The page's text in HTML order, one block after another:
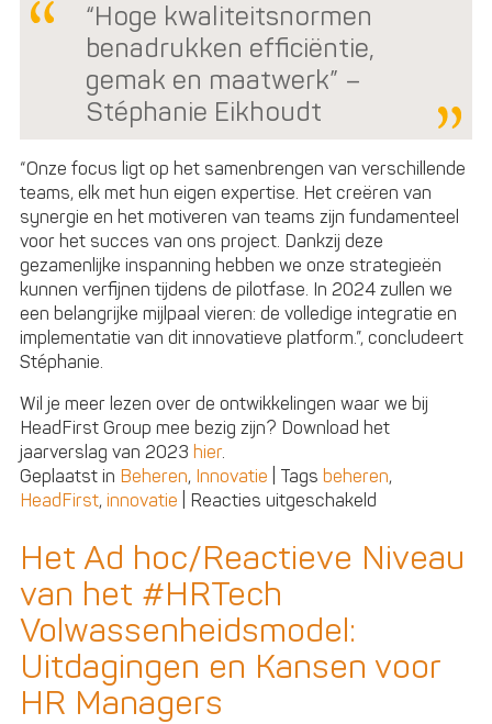
“Hoge kwaliteitsnormen
benadrukken efficiëntie,
gemak en maatwerk” –
Stéphanie Eikhoudt
“Onze focus ligt op het samenbrengen van verschillende
teams, elk met hun eigen expertise. Het creëren van
synergie en het motiveren van teams zijn fundamenteel
voor het succes van ons project. Dankzij deze
gezamenlijke inspanning hebben we onze strategieën
kunnen verfijnen tijdens de pilotfase. In 2024 zullen we
een belangrijke mijlpaal vieren: de volledige integratie en
implementatie van dit innovatieve platform.”, concludeert
Stéphanie.
Wil je meer lezen over de ontwikkelingen waar we bij
HeadFirst Group mee bezig zijn? Download het
jaarverslag van 2023hier.
Geplaatst in Beheren, Innovatie Tags beheren,
HeadFirst,innovatie Reacties uitgeschakeld
voor
meer
processen
Het Ad hoc/Reactieve Niveau
van het #HRTech
Volwassenheidsmodel:
Uitdagingen en Kansen voor
HR Managers